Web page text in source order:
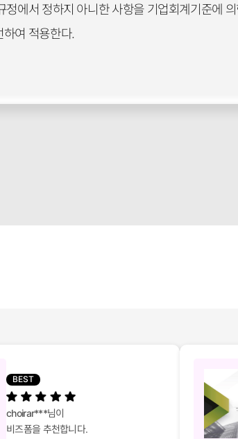
에서 정하지 아니한 사항을 기업회계기준에
여 적용한다.
BEST
choirar***님이
비즈폼을 추천합니다.